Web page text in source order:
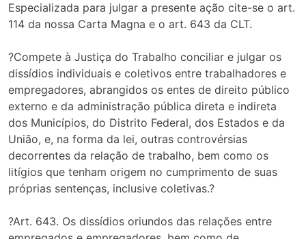
Especializada para julgar a presente ação cite-se o art.
114 da nossa Carta Magna e o art. 643 da CLT.
?Compete à Justiça do Trabalho conciliar e julgar os
dissídios individuais e coletivos entre trabalhadores e
empregadores, abrangidos os entes de direito público
externo e da administração pública direta e indireta
dos Municípios, do Distrito Federal, dos Estados e da
União, e, na forma da lei, outras controvérsias
decorrentes da relação de trabalho, bem como os
litígios que tenham origem no cumprimento de suas
próprias sentenças, inclusive coletivas.?
?Art. 643. Os dissídios oriundos das relações entre